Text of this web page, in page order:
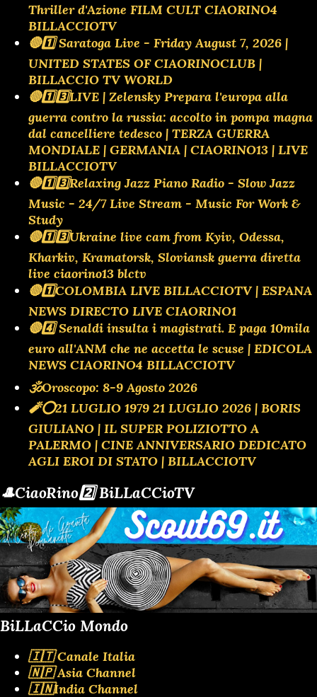
Thriller d'Azione FILM CULT CIAORINO4
BILLACCIOTV
🔴1️⃣ Saratoga Live - Friday August 7, 2026 |
UNITED STATES OF CIAORINOCLUB |
BILLACCIO TV WORLD
🔴1️⃣3️⃣LIVE | Zelensky Prepara l'europa alla
guerra contro la russia: accolto in pompa magna
dal cancelliere tedesco | TERZA GUERRA
MONDIALE | GERMANIA | CIAORINO13 | LIVE
BILLACCIOTV
🔴1️⃣3️⃣Relaxing Jazz Piano Radio - Slow Jazz
Music - 24/7 Live Stream - Music For Work &
Study
🔴1️⃣3️⃣Ukraine live cam from Kyiv, Odessa,
Kharkiv, Kramatorsk, Sloviansk guerra diretta
live ciaorino13 blctv
🔴1️⃣COLOMBIA LIVE BILLACCIOTV | ESPANA
NEWS DIRECTO LIVE CIAORINO1
🔴4️⃣ Senaldi insulta i magistrati. E paga 10mila
euro all'ANM che ne accetta le scuse | EDICOLA
NEWS CIAORINO4 BILLACCIOTV
🕉Oroscopo: 8-9 Agosto 2026
🧨⭕️21 LUGLIO 1979 21 LUGLIO 2026 | BORIS
GIULIANO | IL SUPER POLIZIOTTO A
PALERMO | CINE ANNIVERSARIO DEDICATO
AGLI EROI DI STATO | BILLACCIOTV
🎩CiaoRino2️⃣ BiLLaCCioTV
BiLLaCCio Mondo
🇮🇹 Canale Italia
🇳🇵 Asia Channel
🇮🇳India Channel